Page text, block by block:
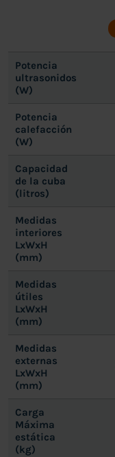
Potencia
ultrasonidos
(W)
Potencia
calefacción
(W)
Capacidad
de la cuba
(litros)
Medidas
interiores
LxWxH
(mm)
Medidas
útiles
LxWxH
(mm)
Medidas
externas
LxWxH
(mm)
Carga
Máxima
estática
(kg)